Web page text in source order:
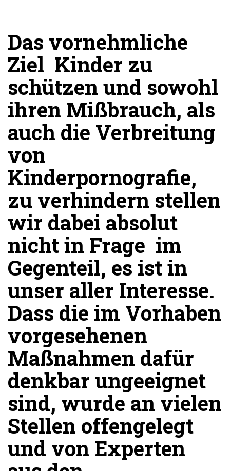
Das vornehmliche
Ziel  Kinder zu
schützen und sowohl
ihren Mißbrauch, als
auch die Verbreitung
von
Kinderpornografie,
zu verhindern stellen
wir dabei absolut
nicht in Frage  im
Gegenteil, es ist in
unser aller Interesse.
Dass die im Vorhaben
vorgesehenen
Maßnahmen dafür
denkbar ungeeignet
sind, wurde an vielen
Stellen offengelegt
und von Experten